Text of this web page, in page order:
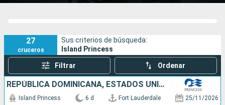
27
cruceros
Sus criterios de búsqueda:
Island Princess
Filtrar Ordenar
REPÚBLICA DOMINICANA, ESTADOS UNIDOS
Island Princess 6 d Fort Lauderdale 25/11/2026